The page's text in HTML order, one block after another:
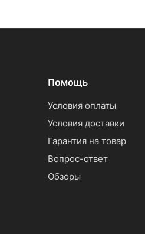
Помощь
Условия оплаты
Условия доставки
Гарантия на товар
Вопрос-ответ
Обзоры